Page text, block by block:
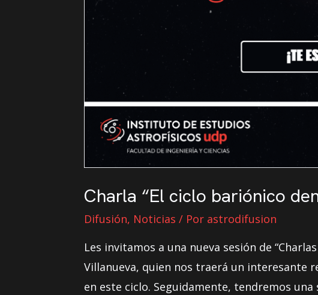
Charla “El ciclo bariónico
Difusión, Noticias / Por astrodifusion
Les invitamos a una nueva sesión de
Villanueva, quien nos traerá un interesante
en este ciclo. Seguidamente, tendremos